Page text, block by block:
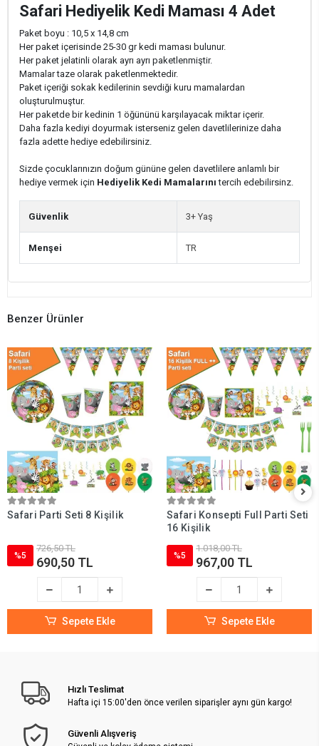
Safari Hediyelik Kedi Maması 4 Adet
Paket boyu : 10,5 ‌x 14,8 cm
Her paket içerisinde 25-30 gr kedi maması bulunur.
Her paket jelatinli olarak ayrı ayrı paketlenmiştir.
Mamalar taze olarak paketlenmektedir.
Paket içeriği sokak kedilerinin sevdiği kuru mamalardan
oluşturulmuştur.
Her paketde bir kedinin 1 öğününü karşılayacak miktar içerir.
Daha fazla kediyi doyurmak isterseniz gelen davetlilerinize daha
fazla adette hediye edebilirsiniz.
Sizde çocuklarınızın doğum gününe gelen davetlilere anlamlı bir
hediye vermek için Hediyelik Kedi Mamalarını tercih edebilirsinz.
Güvenlik 3+ Yaş
Menşei TR
Benzer Ürünler
Safari Parti Seti 8 Kişilik
%5
726,50 TL
690,50 TL
Sepete Ekle
Safari Konsepti Full Parti Seti
16 Kişilik
%5
1.018,00 TL
967,00 TL
Sepete Ekle
Hızlı Teslimat
Hafta içi 15:00'den önce verilen siparişler aynı gün kargo!
Güvenli Alışveriş